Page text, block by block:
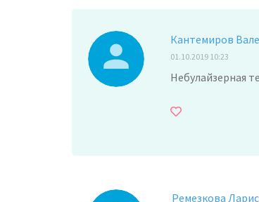
Кантемиров
01.10.2019 10:23
Небулайзерная
Ремезкова